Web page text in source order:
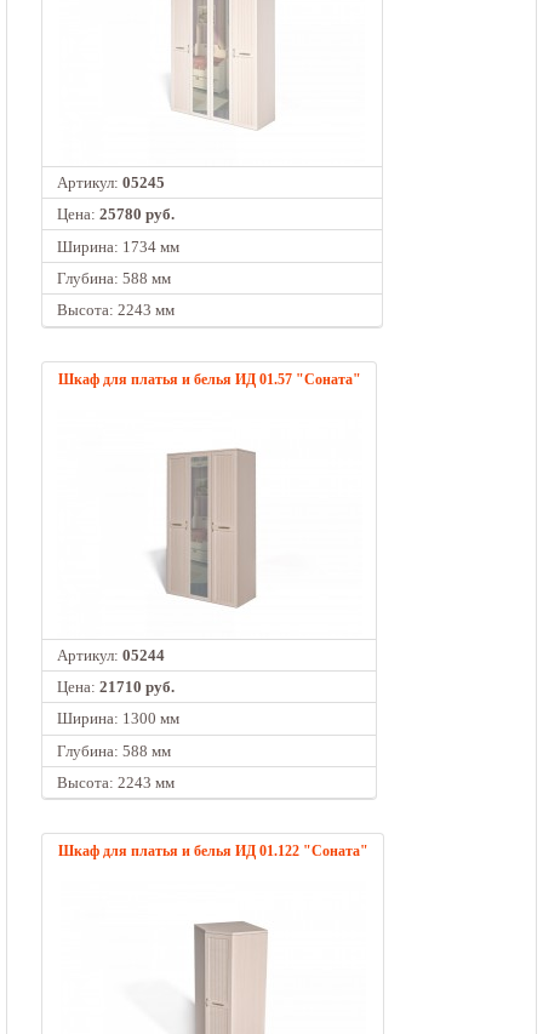
Артикул: 05245
Цена: 25780 руб.
Ширина: 1734 мм
Глубина: 588 мм
Высота: 2243 мм
Шкаф для платья и белья ИД 01.57 "Соната"
Артикул: 05244
Цена: 21710 руб.
Ширина: 1300 мм
Глубина: 588 мм
Высота: 2243 мм
Шкаф для платья и белья ИД 01.122 "Соната"